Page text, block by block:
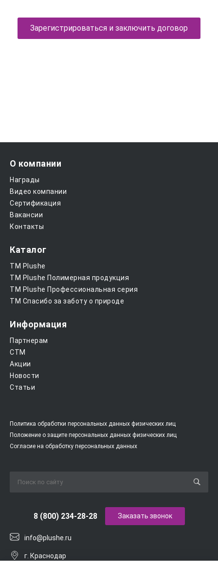
Зарегистрироваться и заключить договор
О компании
Награды
Видео компании
Сертификация
Вакансии
Контакты
Каталог
ТМ Plushe
ТМ Plushe Полимерная продукция
ТМ Plushe Профессиональная серия
ТМ Спасибо за заботу о природе
Информация
Партнерам
CTM
Акции
Новости
Статьи
Политика обработки персональных данных физических лиц
Положение о защите персональных данных физических лиц
Согласие на обработку персональных данных
info@plushe.ru
8 (800) 234-28-28
г. Краснодар
Заказать звонок